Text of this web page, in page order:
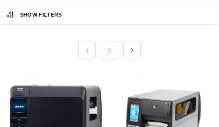
SHOW FILTERS
1 2